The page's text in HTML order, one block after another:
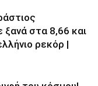
ξανά στα 8,66 και
ρεκόρ |